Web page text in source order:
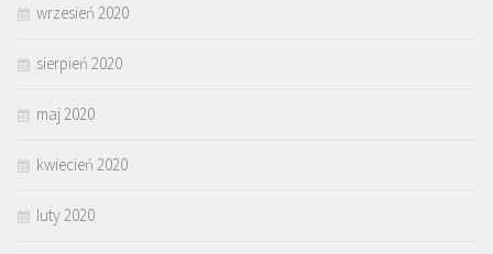
wrzesień 2020
sierpień 2020
maj 2020
kwiecień 2020
luty 2020